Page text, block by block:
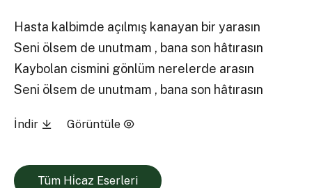
Hasta kalbimde açılmış kanayan bir yarasın
Seni ölsem de unutmam , bana son hâtırasın
Kaybolan cismini gönlüm nerelerde arasın
Seni ölsem de unutmam , bana son hâtırasın
İndir Görüntüle
Tüm Hi̇caz Eserleri